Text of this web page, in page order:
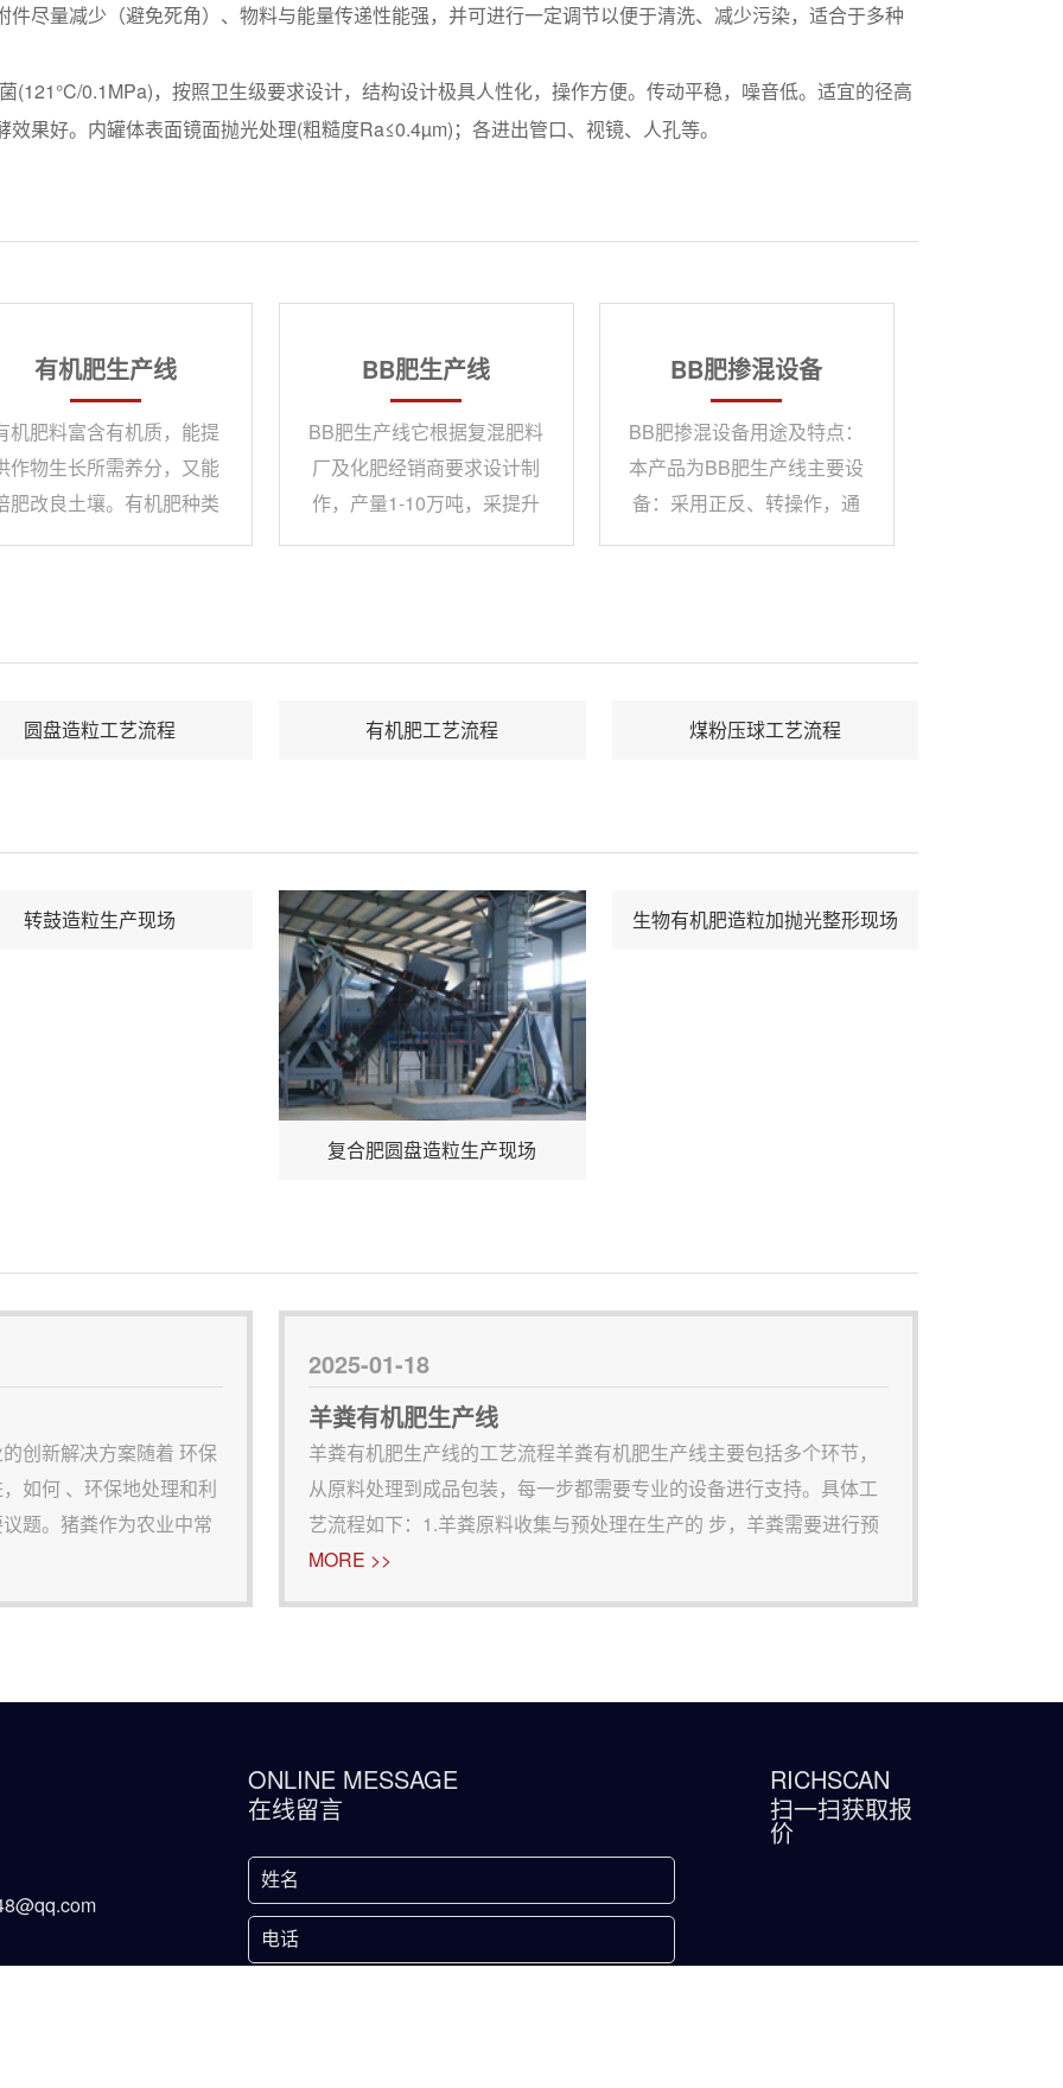
尽量减少（避免死角）、物料与能量传递性能强，并可进行一定调节以便于清洗、减少污染，适合于多种
0.1MPa)，按照卫生级要求设计，结构设计极具人性化，操作方便。传动平稳，噪音低。适宜的径高
果好。内罐体表面镜面抛光处理(粗糙度Ra≤0.4µm)；各进出管口、视镜、人孔等。
有机肥生产线
机肥料富含有机质，能提
作物生长所需养分，又能
肥改良土壤。有机肥种类
多，原料十分广泛，肥料
生长的元素，可全面刺激
放
BB肥生产线
BB肥生产线它根据复混肥料
厂及化肥经销商要求设计制
作，产量1-10万吨，采提升
槽直接进料、搅拌机直接卸
料搅拌与输出，整套设备具
BB肥掺混设备
BB肥掺混设备用途及特点：
本产品为BB肥生产线主要设
备：采用正反、转操作，通
过特殊内螺旋机构进行物料
功率（KW）生产能力 （万
圆盘造粒工艺流程 有机肥工艺流程 煤粉压球工艺流程
转鼓造粒生产现场
复合肥圆盘造粒生产现场
生物有机肥造粒加抛光整形现场
创新解决方案随着 环保
如何 、环保地处理和利
题。猪粪作为农业中常
。郑州华强重
2025-01-18
羊粪有机肥生产线
羊粪有机肥生产线的工艺流程羊粪有机肥生产线主要包括多个环节，
从原料处理到成品包装，每一步都需要专业的设备进行支持。具体工
艺流程如下：1.羊粪原料收集与预处理在生产的 步，羊粪需要进行预
处理。羊粪含有大量的水分，需要通过羊粪破碎机进行初步破碎，同
时与其他有机物料如稻草、秸秆等混合，形成适宜的发酵原料
MORE >>
ONLINE MESSAGE
在线留言
RICHSCAN
扫一扫获取报
价